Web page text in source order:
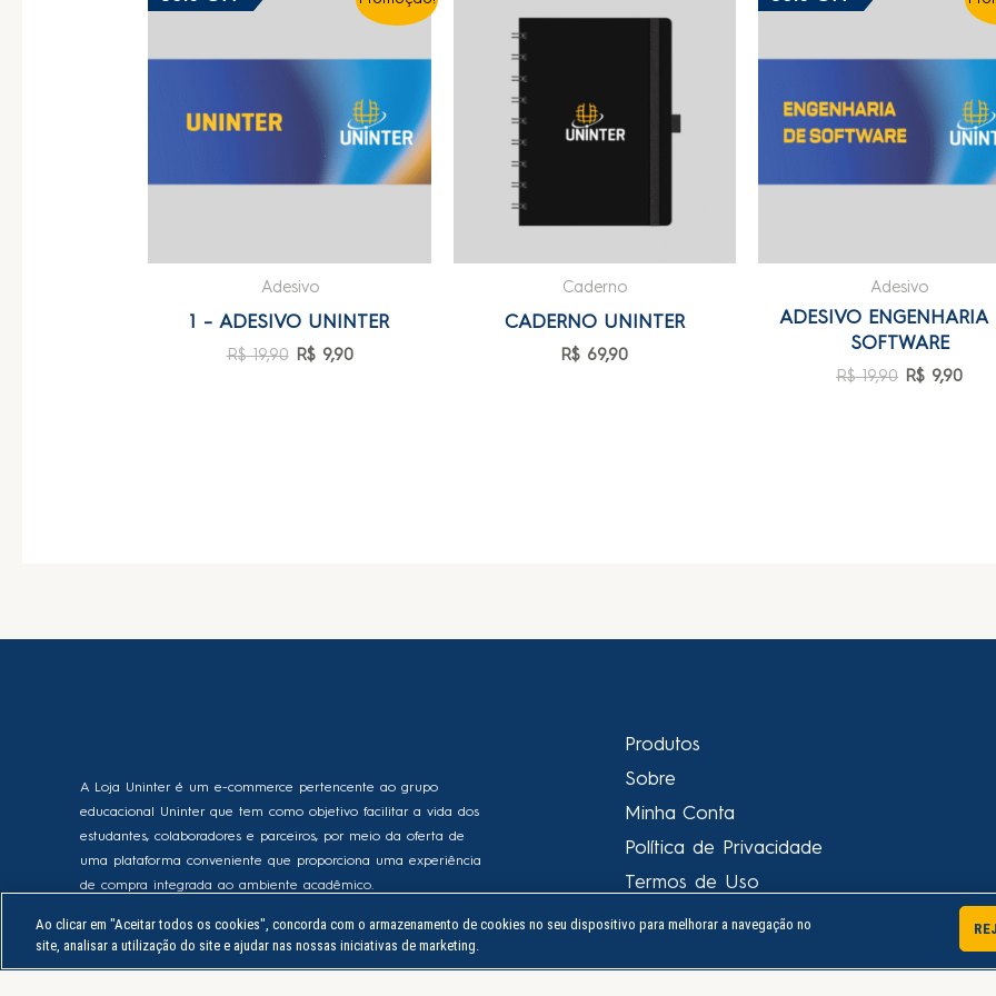
Adesivo
1 – ADESIVO UNINTER
R$19,90 R$9,90
Caderno
CADERNO UNINTER
R$ 69,90
Adesivo
ADESIVO ENGENHARIA
SOFTWARE
R$19,90 R$ 9,90
A Loja Uninter é um e-commerce pertencente ao grupo
educacional Uninter que tem como objetivo facilitar a vida dos
estudantes, colaboradores e parceiros, por meio da oferta de
uma plataforma conveniente que proporciona uma experiência
de compra integrada ao ambiente acadêmico.
Produtos
Sobre
Minha Conta
Política de Privacidade
Termos de Uso
Procon PR
Ao clicar em "Aceitar todos os cookies", concorda com o armazenamento de cookies no seu dispositivo para melhorar a navegação no
site, analisar a utilização do site e ajudar nas nossas iniciativas de marketing.